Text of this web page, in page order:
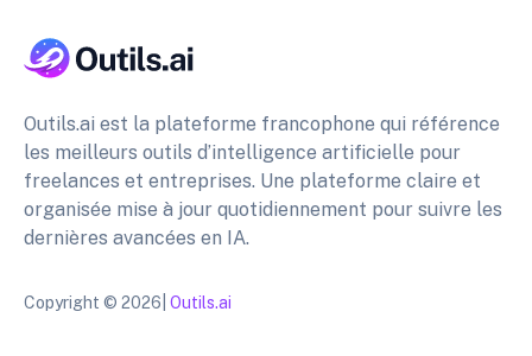
Outils.ai est la plateforme francophone qui référence
les meilleurs outils d’intelligence artificielle pour
freelances et entreprises. Une plateforme claire et
organisée mise à jour quotidiennement pour suivre les
dernières avancées en IA.
Copyright © 2026| Outils.ai